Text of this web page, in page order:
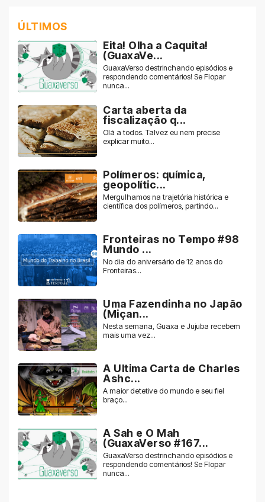
ÚLTIMOS
Eita! Olha a Caquita!
(GuaxaVe...
GuaxaVerso destrinchando episódios e
respondendo comentários! Se Flopar
nunca...
Carta aberta da
fiscalização q...
Olá a todos. Talvez eu nem precise
explicar muito...
Polímeros: química,
geopolític...
Mergulhamos na trajetória histórica e
científica dos polímeros, partindo...
Fronteiras no Tempo #98
Mundo ...
No dia do aniversário de 12 anos do
Fronteiras...
Uma Fazendinha no Japão
(Miçan...
Nesta semana, Guaxa e Jujuba recebem
mais uma vez...
A Ultima Carta de Charles
Ashc...
A maior detetive do mundo e seu fiel
braço...
A Sah e O Mah
(GuaxaVerso #167...
GuaxaVerso destrinchando episódios e
respondendo comentários! Se Flopar
nunca...